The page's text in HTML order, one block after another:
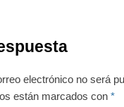
electrónico no será
están marcados con*